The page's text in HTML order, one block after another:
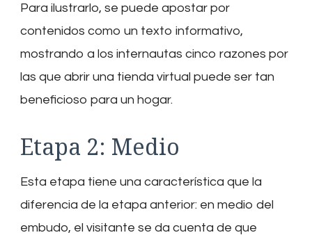
Para ilustrarlo, se puede apostar por
contenidos como un texto informativo,
mostrando a los internautas cinco razones por
las que abrir una tienda virtual puede ser tan
beneficioso para un hogar.
Etapa 2: Medio
Esta etapa tiene una característica que la
diferencia de la etapa anterior: en medio del
embudo, el visitante se da cuenta de que